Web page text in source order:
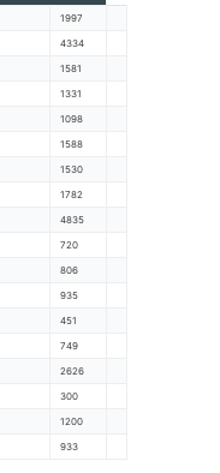
1997
4334
1581
1331
1098
1588
1530
1782
4835
720
806
935
451
749
2626
300
1200
933